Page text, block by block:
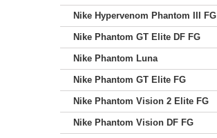
Nike Hypervenom Phantom III FG
Nike Phantom GT Elite DF FG
Nike Phantom Luna
Nike Phantom GT Elite FG
Nike Phantom Vision 2 Elite FG
Nike Phantom Vision DF FG